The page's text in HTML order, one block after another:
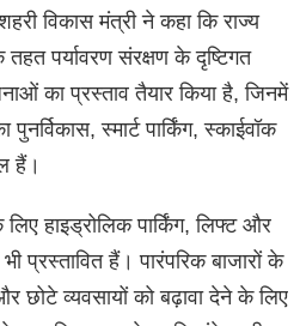
विकास मंत्री ने कहा कि राज्य
पर्यावरण संरक्षण के दृष्टिगत
का प्रस्ताव तैयार किया है, जिनमें
स्मार्ट पार्किंग, स्काईवॉक
हैं।
हाइड्रोलिक पार्किंग, लिफ्ट और
प्रस्तावित हैं। पारंपरिक बाजारों के
छोटे व्यवसायों को बढ़ावा देने के लिए